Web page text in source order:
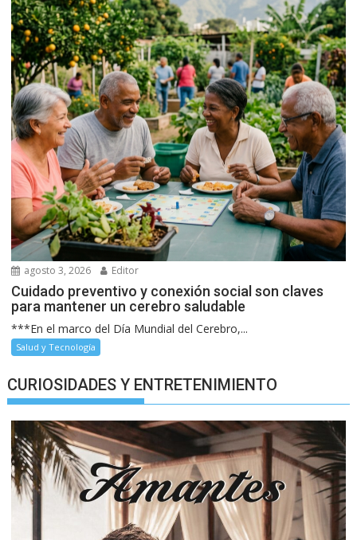
agosto 3, 2026 Editor
Cuidado preventivo y conexión social son claves
para mantener un cerebro saludable
***En el marco del Día Mundial del Cerebro,...
Salud y Tecnología
CURIOSIDADES Y ENTRETENIMIENTO